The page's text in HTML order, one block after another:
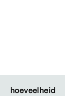
hoeveelheid
hoeveelheid